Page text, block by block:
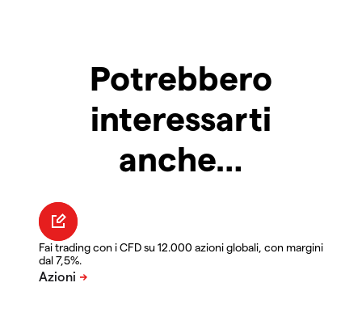
Potrebbero
interessarti
anche…
Fai trading con i CFD su 12.000 azioni globali, con margini
dal 7,5%.